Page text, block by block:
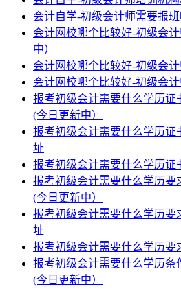
会计自学-初级会计师需要报班
会计网校哪个比较好-初级会
中）
会计网校哪个比较好-初级会
会计网校哪个比较好-初级会
报考初级会计需要什么学历证
(今日更新中）
报考初级会计需要什么学历证
址
报考初级会计需要什么学历证
报考初级会计需要什么学历要
(今日更新中）
报考初级会计需要什么学历要
址
报考初级会计需要什么学历要
报考初级会计需要什么学历条
(今日更新中）